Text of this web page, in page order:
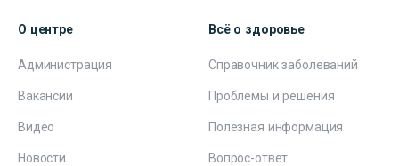
О центре
Администрация
Вакансии
Видео
Новости
Всё о здоровье
Справочник заболеваний
Проблемы и решения
Полезная информация
Вопрос-ответ